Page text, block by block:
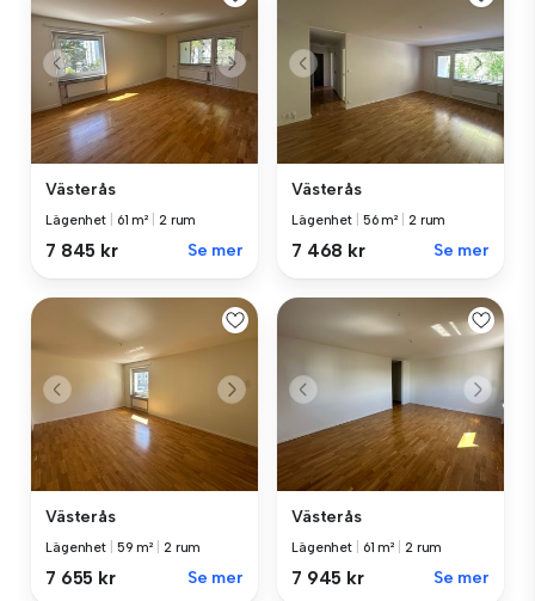
Västerås
Lägenhet 61 m² 2 rum
7 845 kr Se mer
Västerås
Lägenhet 56 m² 2 rum
7 468 kr Se mer
Västerås
Lägenhet 59 m² 2 rum
7 655 kr Se mer
Västerås
Lägenhet 61 m² 2 rum
7 945 kr Se mer